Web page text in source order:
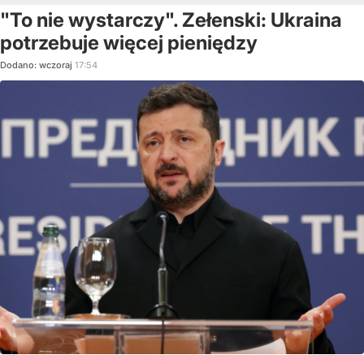
"To nie wystarczy". Zełenski: Ukraina
potrzebuje więcej pieniędzy
Dodano: wczoraj 17:54